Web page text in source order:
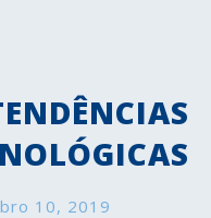
10, 2019